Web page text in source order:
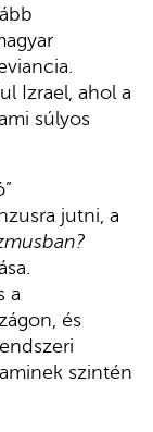
Izrael, ahol a
súlyos
jutni, a
a
és
szintén